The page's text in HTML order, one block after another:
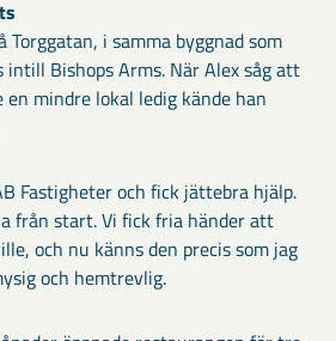
Torggatan, i samma byggnad som
intill Bishops Arms. När Alex såg att
en mindre lokal ledig kände han
Fastigheter och fick jättebra hjälp.
från start. Vi fick fria händer att
och nu känns den precis som jag
och hemtrevlig.